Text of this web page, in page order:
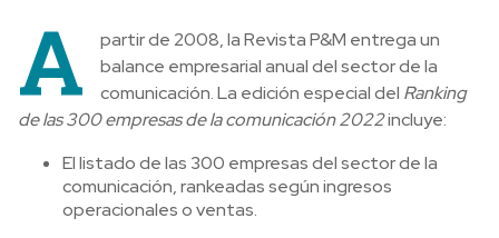
A
partir de 2008, la Revista P&M entrega un
balance empresarial anual del sector de la
comunicación. La edición especial del Ranking
de las 300 empresas de la comunicación 2022incluye:
El listado de las 300 empresas del sector de la
comunicación, rankeadas según ingresos
operacionales o ventas.